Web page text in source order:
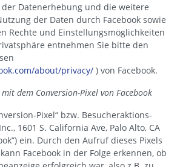
Datenerhebung und die weitere
der Daten durch Facebook sowie
Rechte und Einstellungsmöglichkeiten
entnehmen Sie bitte den
about/privacy/ ) von Facebook.
dem Conversion-Pixel von Facebook
Pixel“ bzw. Besucheraktions-
1601 S. California Ave, Palo Alto, CA
ein. Durch den Aufruf dieses Pixels
Facebook in der Folge erkennen, ob